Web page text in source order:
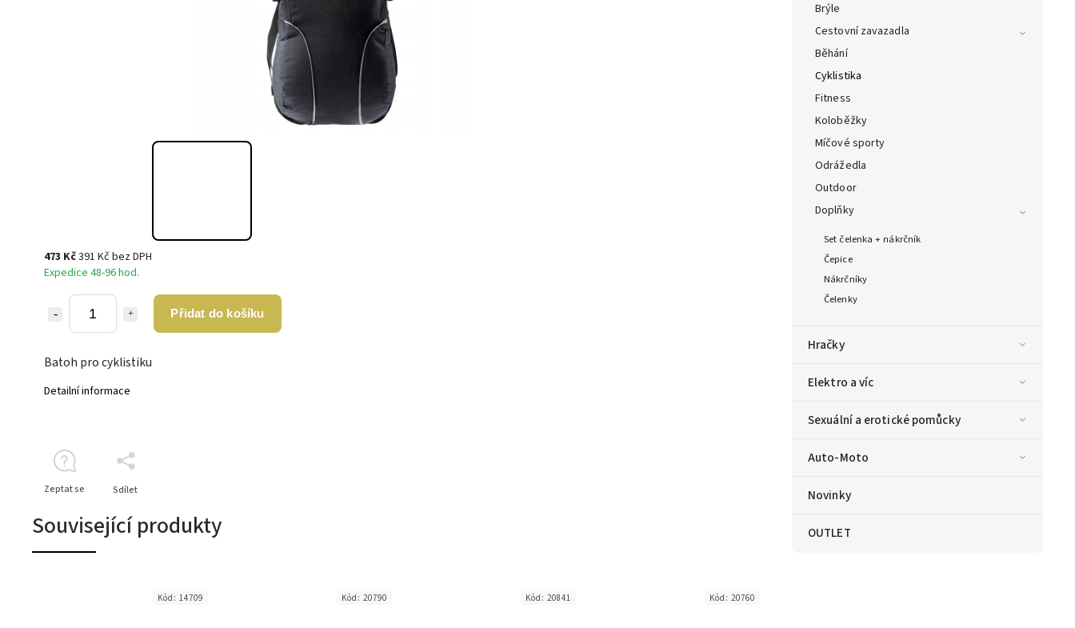
Brýle
Cestovní zavazadla
Běhání
Cyklistika
Fitness
Koloběžky
Míčové sporty
Odrážedla
Outdoor
Doplňky
Set čelenka + nákrčník
Čepice
Nákrčníky
Čelenky
Hračky
Elektro a víc
Sexuální a erotické pomůcky
Auto-Moto
Novinky
OUTLET
473 Kč391 Kč bez DPH
Expedice 48-96 hod.
Přidat do košíku
Batoh pro cyklistiku
Detailní informace
Zeptat se Sdílet
Související produkty
Kód: 14709 Kód: 20790 Kód: 20841 Kód: 20760